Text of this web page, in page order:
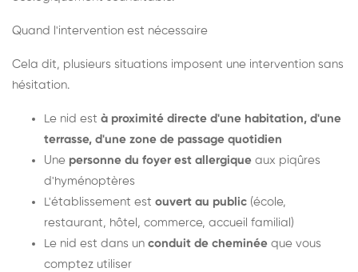
Quand l'intervention est nécessaire
Cela dit, plusieurs situations imposent une intervention sans
hésitation.
Le nid est à proximité directe d'une habitation, d'une
terrasse, d'une zone de passage quotidien
Une personne du foyer est allergique aux piqûres
d'hyménoptères
L'établissement est ouvert au public (école,
restaurant, hôtel, commerce, accueil familial)
Le nid est dans un conduit de cheminée que vous
comptez utiliser